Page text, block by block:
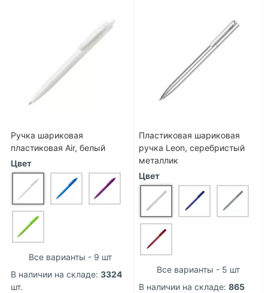
Ручка шариковая
пластиковая Air, белый
Цвет
Все варианты - 9 шт
В наличии на складе: 3324
шт.
Пластиковая шариковая
ручка Leon, серебристый
металлик
Цвет
Все варианты - 5 шт
В наличии на складе: 865